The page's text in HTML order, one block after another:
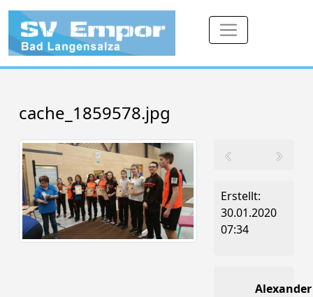
cache_1859578.jpg
Erstellt:
30.01.2020
07:34
Alexander